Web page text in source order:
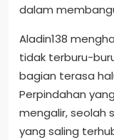
dalam
Aladin138
tidak terburu-
bagian terasa
Perpindahan
mengalir, seolah
yang saling